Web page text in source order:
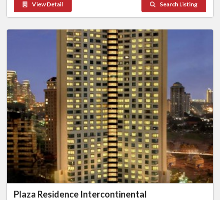
View Detail Search Listing
Plaza Residence Intercontinental